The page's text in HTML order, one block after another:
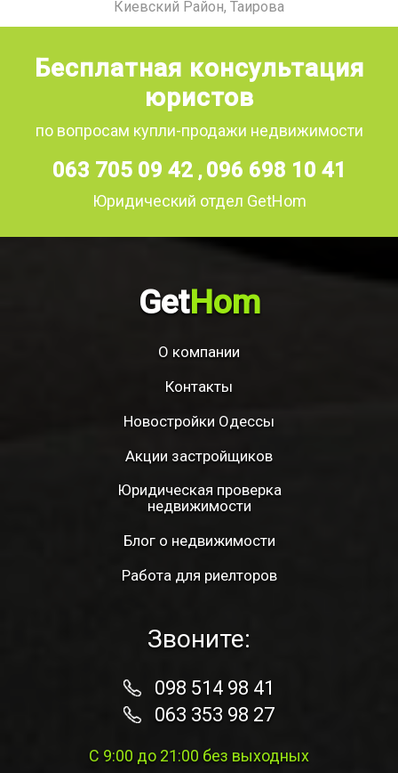
Киевский Район, Таирова
Бесплатная консультация
юристов
по вопросам купли-продажи недвижимости
063 705 09 42 , 096 698 10 41
Юридический отдел GetHom
GetHom
О компании
Контакты
Новостройки Одессы
Акции застройщиков
Юридическая проверка
недвижимости
Блог о недвижимости
Работа для риелторов
Звоните:
098 514 98 41
063 353 98 27
С 9:00 до 21:00 без выходных